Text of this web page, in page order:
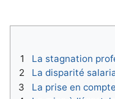
1
La stagnation
2
La disparité
3
La prise en